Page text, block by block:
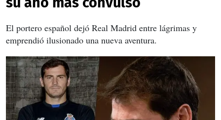
El portero español dejó Real Madrid entre lágrimas y
emprendió ilusionado una nueva aventura.